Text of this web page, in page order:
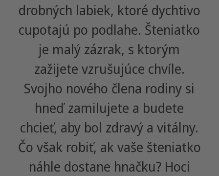
drobných labiek, ktoré dychtivo
cupotajú po podlahe. Šteniatko
je malý zázrak, s ktorým
zažijete vzrušujúce chvíle.
Svojho nového člena rodiny si
hneď zamilujete a budete
chcieť, aby bol zdravý a vitálny.
Čo však robiť, ak vaše šteniatko
náhle dostane hnačku? Hoci